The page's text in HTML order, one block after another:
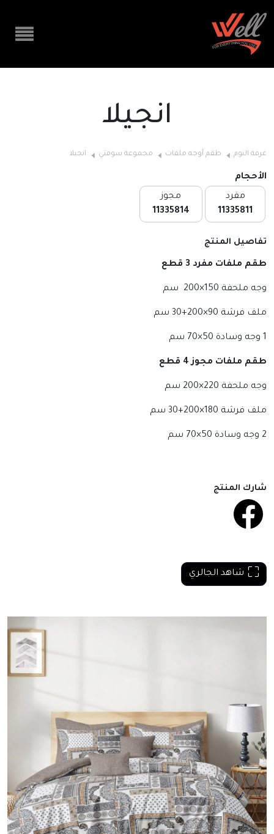
انجيلا
غرفة النوم طقم أوجه ملفات مجموعة سوفتي انجيلا
الأحجام
مفرد
11335811
مجوز
11335814
تفاصيل المنتج
طقم ملفات مفرد 3 قطع
وجه ملحفة 150×200 سم
ملف فرشة 90×200+30 سم
1 وجه وسادة 50×70 سم
طقم ملفات مجوز 4 قطع
وجه ملحفة 220×200 سم
ملف فرشة 180×200+30 سم
2 وجه وسادة 50×70 سم
شارك المنتج
شاهد الجالري